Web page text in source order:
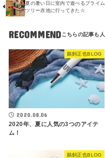
夏の暑い日に室内で遊べるプライム
ツリー赤池に行ってきた☆
RECOMMEND
鵜飼正也BLOG
2020.08.06
2020年、夏に人気の3つのアイテ
ム！
鵜飼正也BLOG